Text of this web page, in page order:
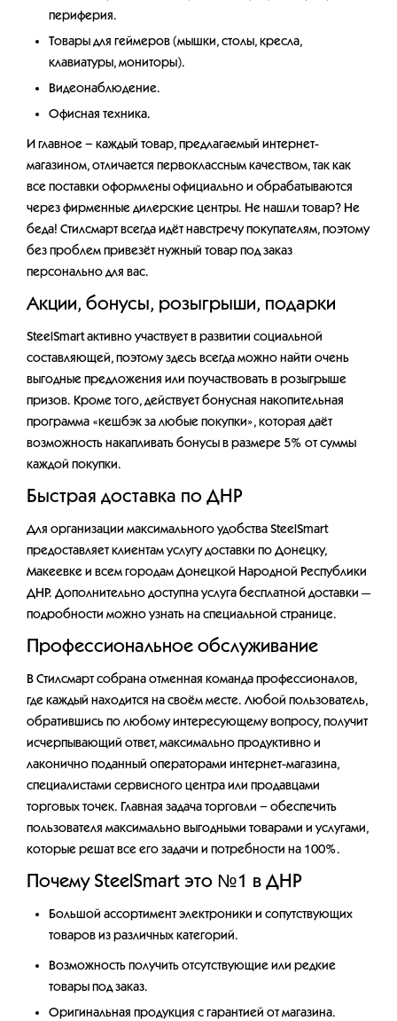
периферия.
Товары для геймеров (мышки, столы, кресла,
клавиатуры, мониторы).
Видеонаблюдение.
Офисная техника.
И главное – каждый товар, предлагаемый интернет-
магазином, отличается первоклассным качеством, так как
все поставки оформлены официально и обрабатываются
через фирменные дилерские центры. Не нашли товар? Не
беда! Стилсмарт всегда идёт навстречу покупателям, поэтому
без проблем привезёт нужный товар под заказ
персонально для вас.
Акции, бонусы, розыгрыши, подарки
SteelSmart активно участвует в развитии социальной
составляющей, поэтому здесь всегда можно найти очень
выгодные предложения или поучаствовать в розыгрыше
призов. Кроме того, действует бонусная накопительная
программа «кешбэк за любые покупки», которая даёт
возможность накапливать бонусы в размере 5% от суммы
каждой покупки.
Быстрая доставка по ДНР
Для организации максимального удобства SteelSmart
предоставляет клиентам услугу доставки по Донецку,
Макеевке и всем городам Донецкой Народной Республики
ДНР. Дополнительно доступна услуга бесплатной доставки —
подробности можно узнать на специальной странице.
Профессиональное обслуживание
В Стилсмарт собрана отменная команда профессионалов,
где каждый находится на своём месте. Любой пользователь,
обратившись по любому интересующему вопросу, получит
исчерпывающий ответ, максимально продуктивно и
лаконично поданный операторами интернет-магазина,
специалистами сервисного центра или продавцами
торговых точек. Главная задача торговли – обеспечить
пользователя максимально выгодными товарами и услугами,
которые решат все его задачи и потребности на 100%.
Почему SteelSmart это №1 в ДНР
Большой ассортимент электроники и сопутствующих
товаров из различных категорий.
Возможность получить отсутствующие или редкие
товары под заказ.
Оригинальная продукция с гарантией от магазина.